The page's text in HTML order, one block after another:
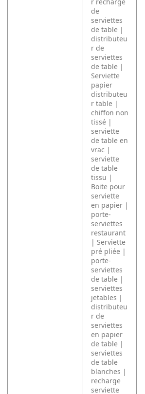
de
serviettes
de table |
distributeu
r de
serviettes
de table |
Serviette
papier
distributeu
r table |
chiffon non
tissé |
serviette
de table en
vrac |
serviette
de table
tissu |
Boite pour
serviette
en papier |
porte-
serviettes
restaurant
| Serviette
pré pliée |
porte-
serviettes
de table |
serviettes
jetables |
distributeu
r de
serviettes
en papier
de table |
serviettes
de table
blanches |
recharge
serviette